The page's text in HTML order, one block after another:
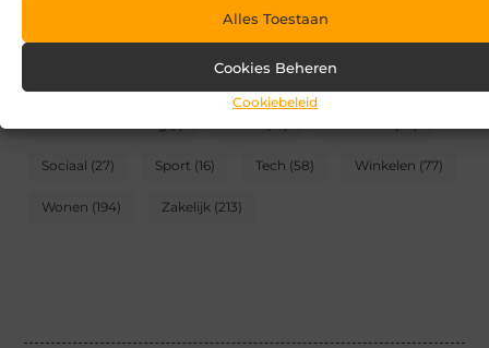
Alles Toestaan
Cookies Beheren
Cookiebeleid
Sociaal (27) Sport (16) Tech (58) Winkelen (77)
Wonen (194) Zakelijk (213)